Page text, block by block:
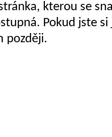
kterou se
Pokud jste
později.